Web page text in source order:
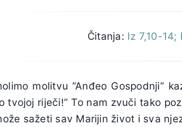
Čitanja: Iz 7,10-
molitvu “Anđeo Gospodnji”
tvojoj riječi!” To nam zvuči tako
sažeti sav Marijin život i sva